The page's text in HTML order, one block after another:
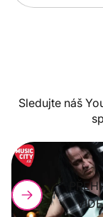
Sledujte náš